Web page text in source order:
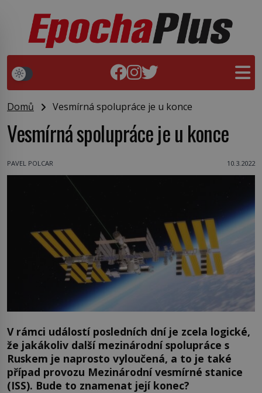
Domů Vesmírná spolupráce je u konce
Vesmírná spolupráce je u konce
PAVEL POLCAR 10.3.2022
V rámci událostí posledních dní je zcela logické,
že jakákoliv další mezinárodní spolupráce s
Ruskem je naprosto vyloučená, a to je také
případ provozu Mezinárodní vesmírné stanice
(ISS). Bude to znamenat její konec?